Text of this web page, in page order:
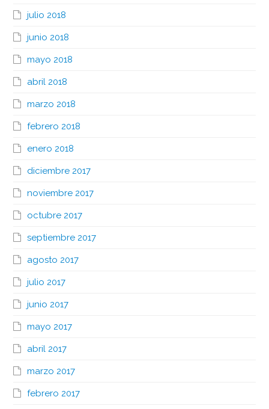
julio 2018
junio 2018
mayo 2018
abril 2018
marzo 2018
febrero 2018
enero 2018
diciembre 2017
noviembre 2017
octubre 2017
septiembre 2017
agosto 2017
julio 2017
junio 2017
mayo 2017
abril 2017
marzo 2017
febrero 2017